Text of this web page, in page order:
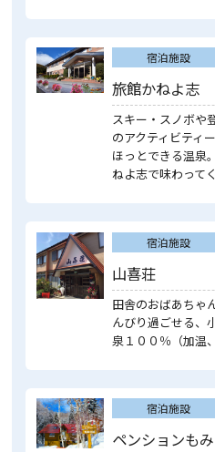
宿泊施設
旅館かねよ志
スキー・スノボや
のアクティビティ
ほっとできる温泉
ねよ志で味わって
宿泊施設
山喜荘
田舎のおばあちゃ
んびり過ごせる、
泉１００％（加温
宿泊施設
ペンションも